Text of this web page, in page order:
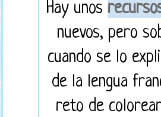
Hay unos
nuevos, pero
cuando se lo
de la lengua
reto de